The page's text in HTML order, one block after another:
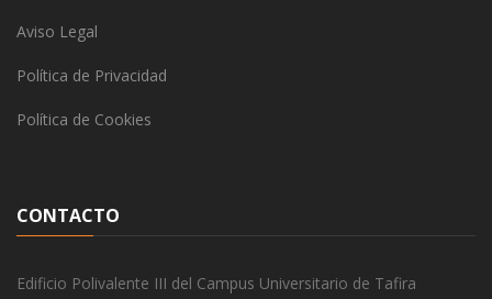
Aviso Legal
Política de Privacidad
Política de Cookies
CONTACTO
Edificio Polivalente III del Campus Universitario de Tafira